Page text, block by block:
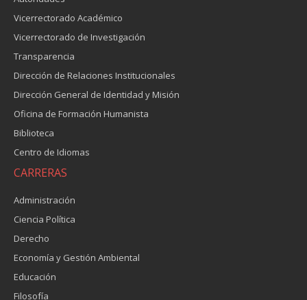
Vicerrectorado Académico
Vicerrectorado de Investigación
Transparencia
Dirección de Relaciones Institucionales
Dirección General de Identidad y Misión
Oficina de Formación Humanista
Biblioteca
Centro de Idiomas
CARRERAS
Administración
Ciencia Política
Derecho
Economía y Gestión Ambiental
Educación
Filosofía